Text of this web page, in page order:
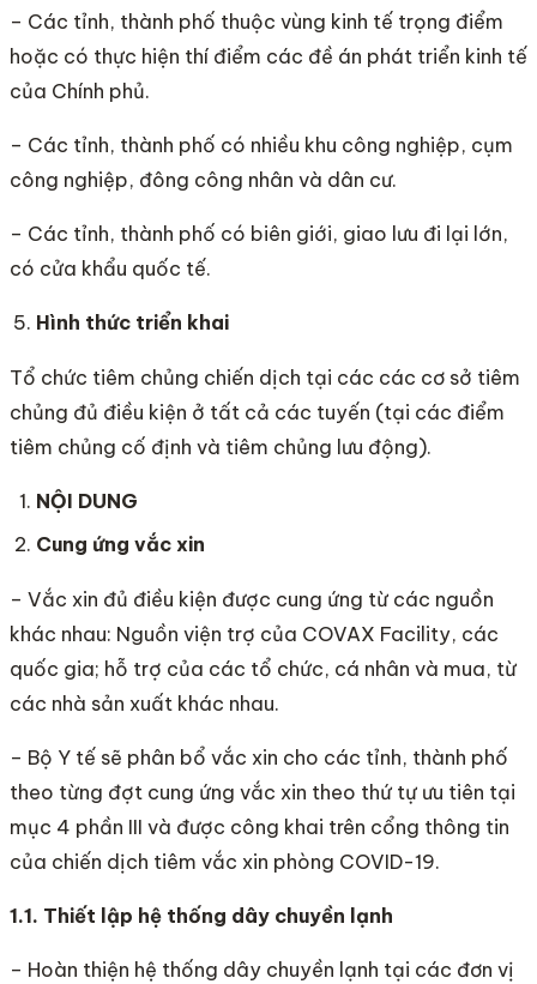
– Các tỉnh, thành phố thuộc vùng kinh tế trọng điểm
hoặc có thực hiện thí điểm các đề án phát triển kinh tế
của Chính phủ.
– Các tỉnh, thành phố có nhiều khu công nghiệp, cụm
công nghiệp, đông công nhân và dân cư.
– Các tỉnh, thành phố có biên giới, giao lưu đi lại lớn,
có cửa khẩu quốc tế.
Hình thức triển khai
Tổ chức tiêm chủng chiến dịch tại các các cơ sở tiêm
chủng đủ điều kiện ở tất cả các tuyến (tại các điểm
tiêm chủng cố định và tiêm chủng lưu động).
NỘI DUNG
Cung ứng vắc xin
– Vắc xin đủ điều kiện được cung ứng từ các nguồn
khác nhau: Nguồn viện trợ của COVAX Facility, các
quốc gia; hỗ trợ của các tổ chức, cá nhân và mua, từ
các nhà sản xuất khác nhau.
– Bộ Y tế sẽ phân bổ vắc xin cho các tỉnh, thành phố
theo từng đợt cung ứng vắc xin theo thứ tự ưu tiên tại
mục 4 phần III và được công khai trên cổng thông tin
của chiến dịch tiêm vắc xin phòng COVID-19.
1.1. Thiết lập hệ thống dây chuyền lạnh
– Hoàn thiện hệ thống dây chuyền lạnh tại các đơn vị